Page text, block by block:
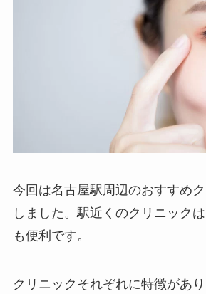
今回は名古屋駅周辺のおすすめ
しました。駅近くのクリニック
も便利です。
クリニックそれぞれに特徴があ